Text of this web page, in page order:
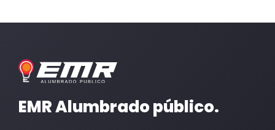
EMR Alumbrado público.